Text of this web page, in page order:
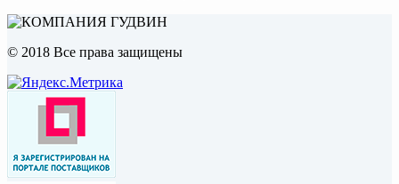
© 2018 Все права защищены